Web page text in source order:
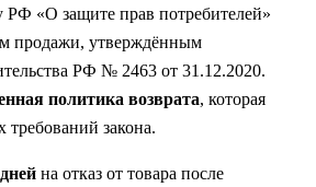
«О защите прав потребителей»
продажи, утверждённым
РФ № 2463 от 31.12.2020.
политика возврата, которая
закона.
на отказ от товара после